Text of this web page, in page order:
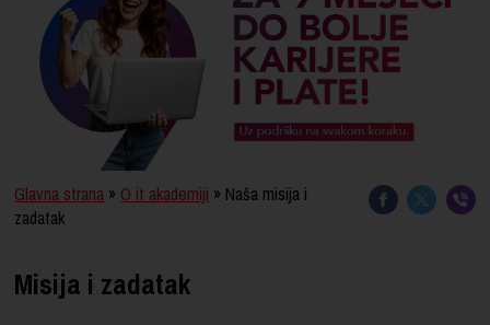
UČENJE NA DALJINU
DIPLOME I SERTIFIKATI
O IT AKADEMIJI
Glavna strana » O it akademiji » Naša misija i
zadatak
Misija i zadatak